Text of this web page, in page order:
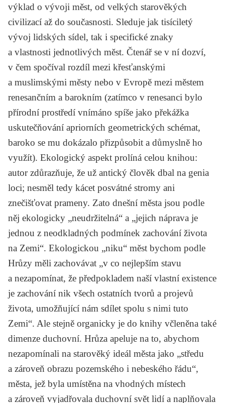
výklad o vývoji měst, od velkých starověkých
civilizací až do současnosti. Sleduje jak tisíciletý
vývoj lidských sídel, tak i specifické znaky
a vlastnosti jednotlivých měst. Čtenář se v ní dozví,
v čem spočíval rozdíl mezi křesťanskými
a muslimskými městy nebo v Evropě mezi městem
renesančním a barokním (zatímco v renesanci bylo
přírodní prostředí vnímáno spíše jako překážka
uskutečňování apriorních geometrických schémat,
baroko se mu dokázalo přizpůsobit a důmyslně ho
využít). Ekologický aspekt prolíná celou knihou:
autor zdůrazňuje, že už antický člověk dbal na genia
loci; nesměl tedy kácet posvátné stromy ani
znečišťovat prameny. Zato dnešní města jsou podle
něj ekologicky „neudržitelná“ a „jejich náprava je
jednou z neodkladných podmínek zachování života
na Zemi“. Ekologickou „niku“ měst bychom podle
Hrůzy měli zachovávat „v co nejlepším stavu
a nezapomínat, že předpokladem naší vlastní existence
je zachování nik všech ostatních tvorů a projevů
života, umožňující nám sdílet spolu s nimi tuto
Zemi“. Ale stejně organicky je do knihy včleněna také
dimenze duchovní. Hrůza apeluje na to, abychom
nezapomínali na starověký ideál města jako „středu
a zároveň obrazu pozemského i nebeského řádu“,
města, jež byla umístěna na vhodných místech
a zároveň vyjadřovala duchovní svět lidí a naplňovala